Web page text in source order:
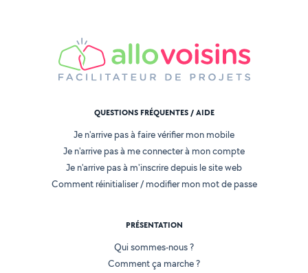
QUESTIONS FRÉQUENTES / AIDE
Je n'arrive pas à faire vérifier mon mobile
Je n'arrive pas à me connecter à mon compte
Je n'arrive pas à m'inscrire depuis le site web
Comment réinitialiser / modifier mon mot de passe
PRÉSENTATION
Qui sommes-nous ?
Comment ça marche ?